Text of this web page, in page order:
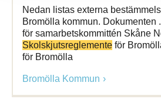
Nedan listas externa
Bromölla kommun. Dokumenten
för samarbetskommittén Skåne
Skolskjutsreglemente för
för Bromölla
Bromölla Kommun